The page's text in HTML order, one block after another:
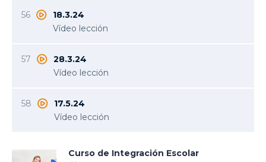
56
18.3.24
Vídeo lección
57
28.3.24
Vídeo lección
58
17.5.24
Vídeo lección
Curso de Integración Escolar